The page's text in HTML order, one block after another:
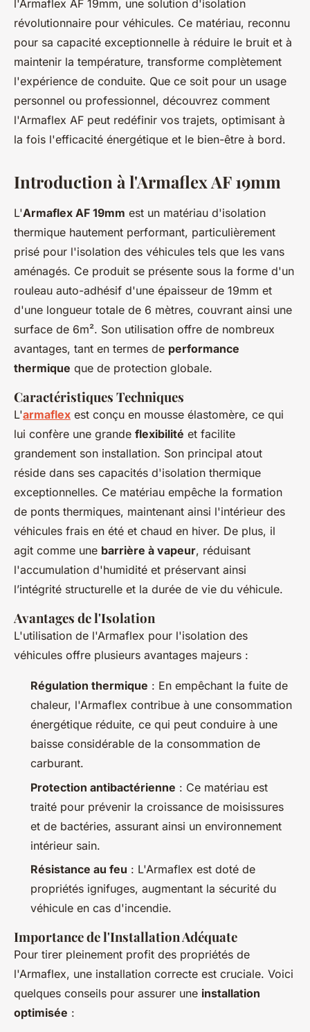
qui transforme votre véhicule
Kenzo•21 novembre 2024•6 min de lecture
l'Armaflex AF 19mm, une solution d'isolation
révolutionnaire pour véhicules. Ce matériau, reconnu
pour sa capacité exceptionnelle à réduire le bruit et à
maintenir la température, transforme complètement
l'expérience de conduite. Que ce soit pour un usage
personnel ou professionnel, découvrez comment
l'Armaflex AF peut redéfinir vos trajets, optimisant à
la fois l'efficacité énergétique et le bien-être à bord.
Introduction à l'Armaflex AF 19mm
L'Armaflex AF 19mm est un matériau d'isolation
thermique hautement performant, particulièrement
prisé pour l'isolation des véhicules tels que les vans
aménagés. Ce produit se présente sous la forme d'un
rouleau auto-adhésif d'une épaisseur de 19mm et
d'une longueur totale de 6 mètres, couvrant ainsi une
surface de 6m². Son utilisation offre de nombreux
avantages, tant en termes de performance
thermique que de protection globale.
Caractéristiques Techniques
L'armaflex est conçu en mousse élastomère, ce qui
lui confère une grande flexibilité et facilite
grandement son installation. Son principal atout
réside dans ses capacités d'isolation thermique
exceptionnelles. Ce matériau empêche la formation
de ponts thermiques, maintenant ainsi l'intérieur des
véhicules frais en été et chaud en hiver. De plus, il
agit comme une barrière à vapeur, réduisant
l'accumulation d'humidité et préservant ainsi
l’intégrité structurelle et la durée de vie du véhicule.
Avantages de l'Isolation
L'utilisation de l'Armaflex pour l'isolation des
véhicules offre plusieurs avantages majeurs :
Régulation thermique : En empêchant la fuite de
chaleur, l'Armaflex contribue à une consommation
énergétique réduite, ce qui peut conduire à une
baisse considérable de la consommation de
carburant.
Protection antibactérienne : Ce matériau est
traité pour prévenir la croissance de moisissures
et de bactéries, assurant ainsi un environnement
intérieur sain.
Résistance au feu : L'Armaflex est doté de
propriétés ignifuges, augmentant la sécurité du
véhicule en cas d'incendie.
Importance de l'Installation Adéquate
Pour tirer pleinement profit des propriétés de
l'Armaflex, une installation correcte est cruciale. Voici
quelques conseils pour assurer une installation
optimisée :